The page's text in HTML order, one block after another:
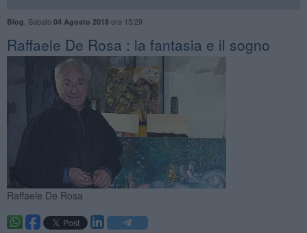
Blog Sabato 04 Agosto 2018ore 15:29
Raffaele De Rosa : la fantasia e il sogno
Raffaele De Rosa